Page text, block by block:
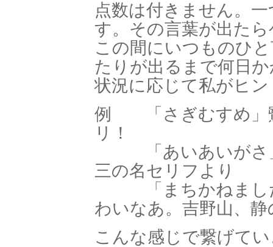
点数は付きません。
す。その言葉が出た
この間にいつものひ
たりが出るまで何日
状況に応じて私がヒ
例 「さぎむすめ」
リ！
「あいあいがさ」
三の名セリフより
「まちかねました
わいなあ。吉野山、
こんな感じで繋げて